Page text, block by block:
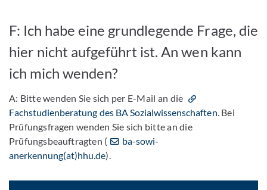
F: Ich habe eine grundlegende Frage, die
hier nicht aufgeführt ist. An wen kann
ich mich wenden?
A: Bitte wenden Sie sich per E-Mail an die
Fachstudienberatung des BA Sozialwissenschaften. Bei
Prüfungsfragen wenden Sie sich bitte an die
Prüfungsbeauftragten (
ba-sowi-
anerkennung(at)hhu.de).